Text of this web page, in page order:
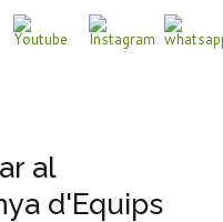
al
d'Equips